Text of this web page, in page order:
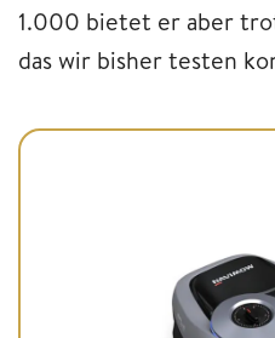
1.000 bietet er aber
das wir bisher testen